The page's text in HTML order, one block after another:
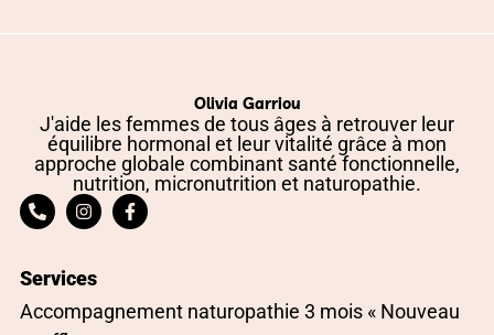
Olivia Garriou
J'aide les femmes de tous âges à retrouver leur
équilibre hormonal et leur vitalité grâce à mon
approche globale combinant santé fonctionnelle,
nutrition, micronutrition et naturopathie.
Services
Accompagnement naturopathie 3 mois « Nouveau